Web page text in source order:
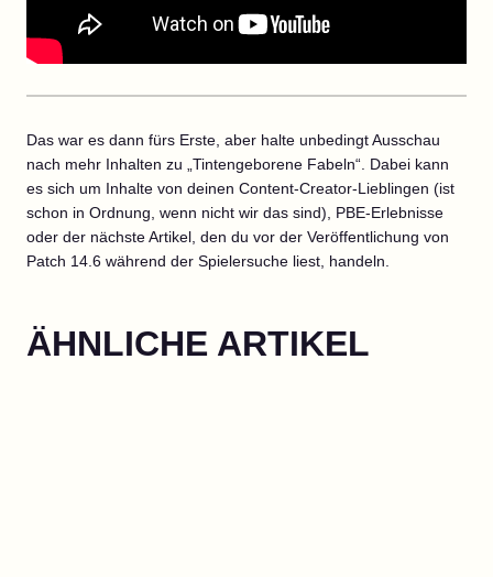
Das war es dann fürs Erste, aber halte unbedingt Ausschau
nach mehr Inhalten zu „Tintengeborene Fabeln“. Dabei kann
es sich um Inhalte von deinen Content-Creator-Lieblingen (ist
schon in Ordnung, wenn nicht wir das sind), PBE-Erlebnisse
oder der nächste Artikel, den du vor der Veröffentlichung von
Patch 14.6 während der Spielersuche liest, handeln.
ÄHNLICHE ARTIKEL